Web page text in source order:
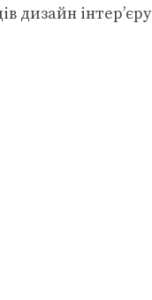
дизайн інтер’єру